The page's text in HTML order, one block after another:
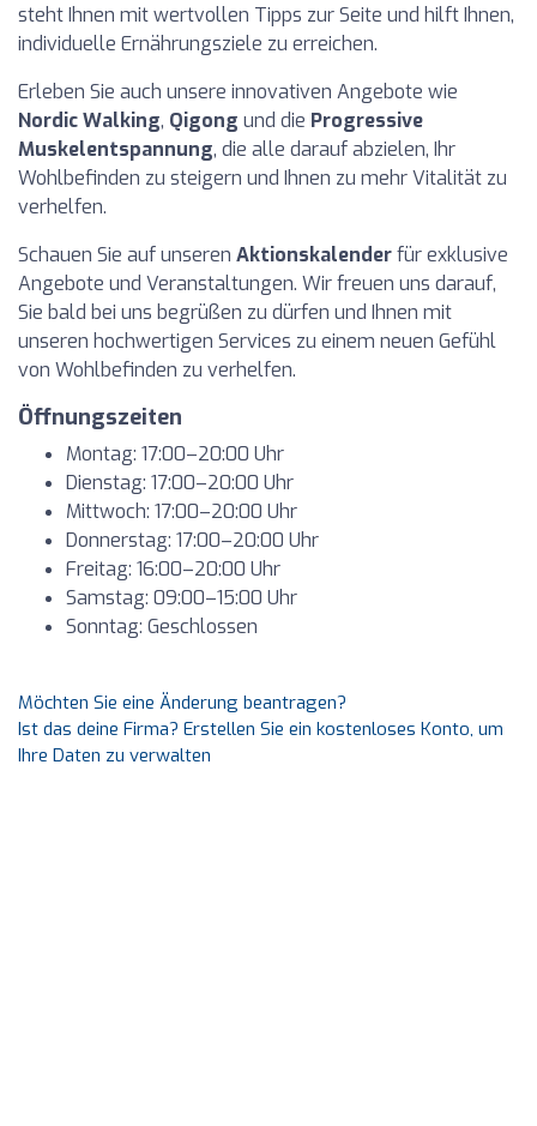
steht Ihnen mit wertvollen Tipps zur Seite und hilft Ihnen,
individuelle Ernährungsziele zu erreichen.
Erleben Sie auch unsere innovativen Angebote wie
Nordic Walking, Qigong und die Progressive
Muskelentspannung, die alle darauf abzielen, Ihr
Wohlbefinden zu steigern und Ihnen zu mehr Vitalität zu
verhelfen.
Schauen Sie auf unseren Aktionskalenderfür exklusive
Angebote und Veranstaltungen. Wir freuen uns darauf,
Sie bald bei uns begrüßen zu dürfen und Ihnen mit
unseren hochwertigen Services zu einem neuen Gefühl
von Wohlbefinden zu verhelfen.
Öffnungszeiten
Montag: 17:00–20:00 Uhr
Dienstag: 17:00–20:00 Uhr
Mittwoch: 17:00–20:00 Uhr
Donnerstag: 17:00–20:00 Uhr
Freitag: 16:00–20:00 Uhr
Samstag: 09:00–15:00 Uhr
Sonntag: Geschlossen
Möchten Sie eine Änderung beantragen?
Ist das deine Firma? Erstellen Sie ein kostenloses Konto, um
Ihre Daten zu verwalten